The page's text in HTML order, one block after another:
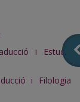
i Estudis
i Filologia